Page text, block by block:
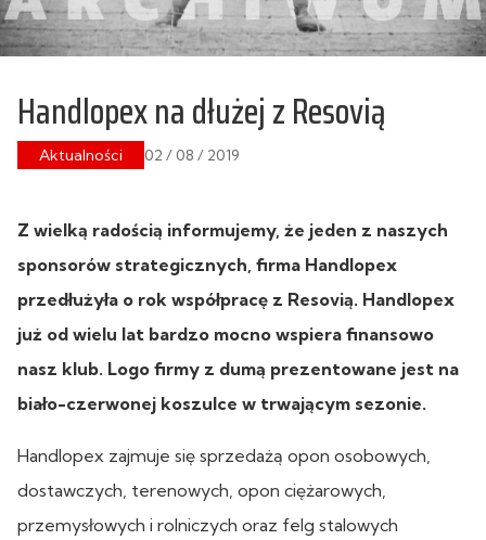
Handlopex na dłużej z Resovią
Aktualności 02 / 08 / 2019
Z wielką radością informujemy, że jeden z naszych
sponsorów strategicznych, firma Handlopex
przedłużyła o rok współpracę z Resovią. Handlopex
już od wielu lat bardzo mocno wspiera finansowo
nasz klub. Logo firmy z dumą prezentowane jest na
biało-czerwonej koszulce w trwającym sezonie.
Handlopex zajmuje się sprzedażą opon osobowych,
dostawczych, terenowych, opon ciężarowych,
przemysłowych i rolniczych oraz felg stalowych